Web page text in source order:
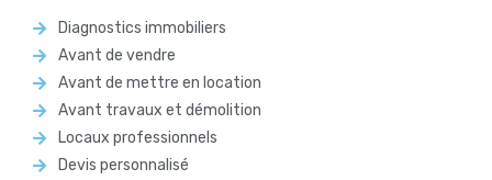
Diagnostics immobiliers
Avant de vendre
Avant de mettre en location
Avant travaux et démolition
Locaux professionnels
Devis personnalisé